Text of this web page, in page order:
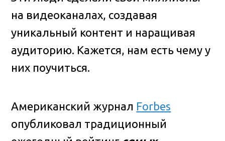
на видеоканалах, создавая
уникальный контент и наращивая
аудиторию. Кажется, нам есть чему у
них поучиться.
Американский журнал Forbes
опубликовал традиционный